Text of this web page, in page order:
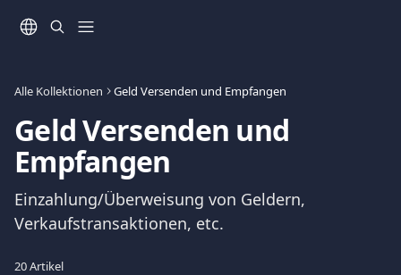
Alle Kollektionen Geld Versenden und Empfangen
Geld Versenden und
Empfangen
Einzahlung/Überweisung von Geldern,
Verkaufstransaktionen, etc.
20 Artikel